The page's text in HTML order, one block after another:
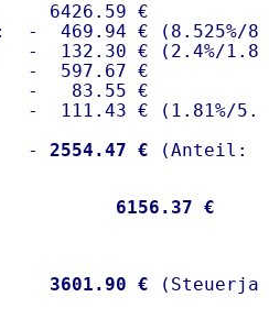
6426.59 €
-  469.94 € (8.525%/
-  132.30 € (2.4%/
-  597.67 €
-   83.55 €
-  111.43 € ( 1.81%/
-
2554.47 €
6156.37 €
3601.90 €